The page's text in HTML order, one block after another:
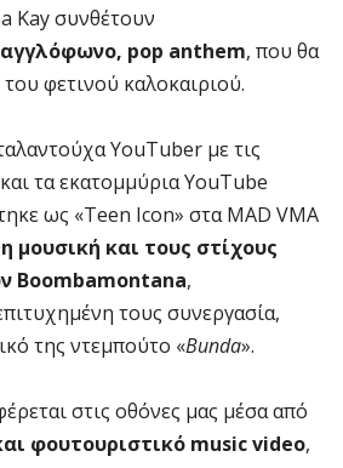
Kay συνθέτουν
pop anthem, που θα
φετινού καλοκαιριού.
YouTuber με τις
τα εκατομμύρια YouTube
ως «Teen Icon» στα MAD VMA
μουσική και τους στίχους
Boombamontana,
τους συνεργασία,
της ντεμπούτο «Bunda».
στις οθόνες μας μέσα από
φουτουριστικό music video,